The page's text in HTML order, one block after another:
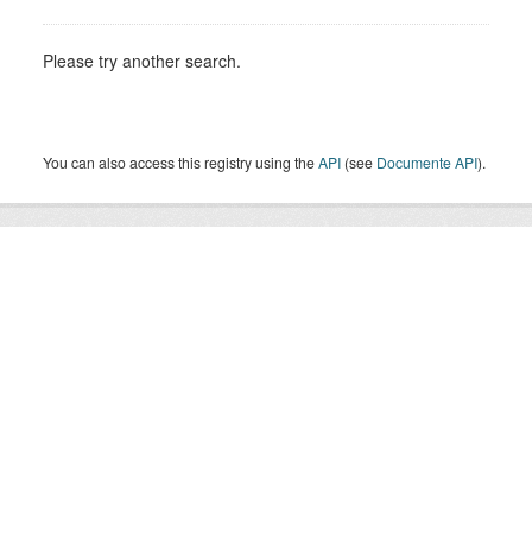
Please try another search.
You can also access this registry using theAPI (see Documente API).